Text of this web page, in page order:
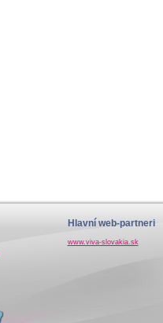
Hlavní web-partneri
www.viva-slovakia.sk